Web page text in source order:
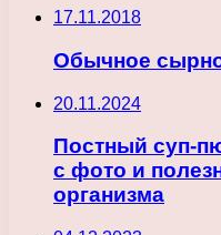
17.11.2018
Обычное
20.11.2024
Постный суп-
с фото и
организма